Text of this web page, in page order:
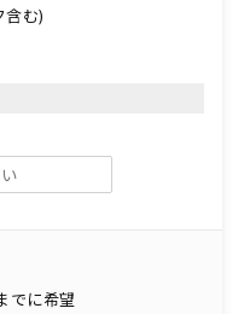
含む)
でに希望